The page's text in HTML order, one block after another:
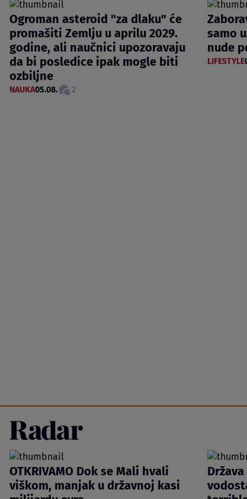
Ogroman asteroid "za dlaku" će
promašiti Zemlju u aprilu 2029.
godine, ali naučnici upozoravaju
da bi posledice ipak mogle biti
ozbiljne
NAUKA05.08. 2
samo
nude
LIFESTYLE
OTKRIVAMO Dok se Mali hvali
viškom, manjak u državnoj kasi